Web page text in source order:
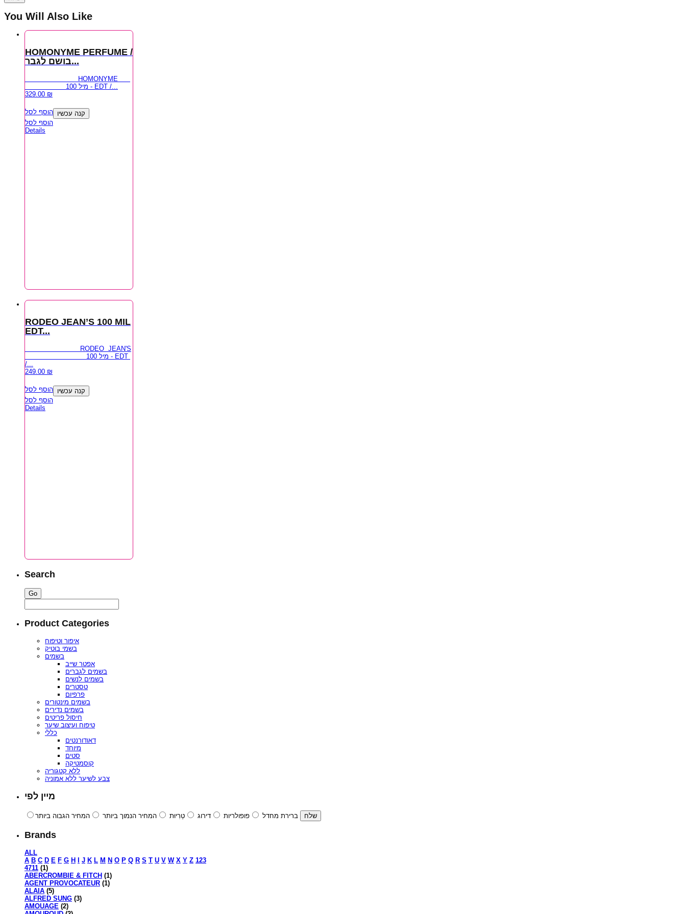
You Will Also Like
HOMONYME PERFUME /
בושם לגבר...
HOMONYME
100 מיל - EDT /...
329.00 ₪
הוסף לסל קנה עכשיו
הוסף לסל
Details
RODEO JEAN’S 100 MIL
EDT...
RODEO JEAN'S
100 מיל - EDT
/...
249.00 ₪
הוסף לסל קנה עכשיו
הוסף לסל
Details
Search
Product Categories
איפור וטיפוח
בשמי בוטיק
בשמים
אפטר שייב
בשמים לגברים
בשמים לנשים
טסטרים
פרפיום
בשמים מינטורים
בשמים נדירים
חיסול פריטים
טיפוח ועיצוב שיער
כללי
דאודורנטים
מיוחד
סטים
קוסמטיקה
ללא קטגוריה
צבע לשיער ללא אמוניה
מיין לפי
ברירת מחדל פופולריות דירוג טְרִיוּת המחיר הנמוך ביותר המחיר הגבוה ביותר
Brands
ALL
A B C D E F G H J K L M N O P Q R S T U V W X Y Z 123
4711 (1)
ABERCROMBIE & FITCH (1)
AGENT PROVOCATEUR (1)
ALAIA (5)
ALFRED SUNG (3)
AMOUAGE (2)